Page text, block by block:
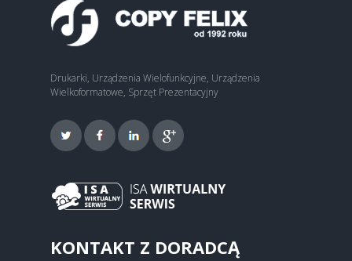
Drukarki, Urządzenia Wielofunkcyjne, Urządzenia
Wielkoformatowe, Sprzęt Prezentacyjny
KONTAKT Z DORADCĄ